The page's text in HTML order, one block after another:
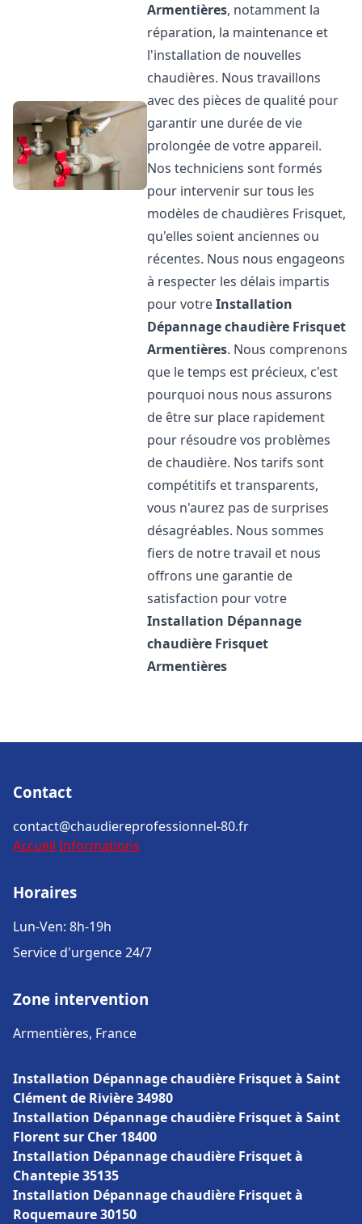
Armentières, notamment la
réparation, la maintenance et
l'installation de nouvelles
chaudières. Nous travaillons
avec des pièces de qualité pour
garantir une durée de vie
prolongée de votre appareil.
Nos techniciens sont formés
pour intervenir sur tous les
modèles de chaudières Frisquet,
qu'elles soient anciennes ou
récentes. Nous nous engageons
à respecter les délais impartis
pour votreInstallation
Dépannage chaudière Frisquet
Armentières. Nous comprenons
que le temps est précieux, c'est
pourquoi nous nous assurons
de être sur place rapidement
pour résoudre vos problèmes
de chaudière. Nos tarifs sont
compétitifs et transparents,
vous n'aurez pas de surprises
désagréables. Nous sommes
fiers de notre travail et nous
offrons une garantie de
satisfaction pour votre
Installation Dépannage
chaudière Frisquet
Armentières
Contact
contact@chaudiereprofessionnel-80.fr
Accueil Informations
Horaires
Lun-Ven: 8h-19h
Service d'urgence 24/7
Zone intervention
Armentières, France
Installation Dépannage chaudière Frisquet à Saint
Clément de Rivière 34980
Installation Dépannage chaudière Frisquet à Saint
Florent sur Cher 18400
Installation Dépannage chaudière Frisquet à
Chantepie 35135
Installation Dépannage chaudière Frisquet à
Roquemaure 30150